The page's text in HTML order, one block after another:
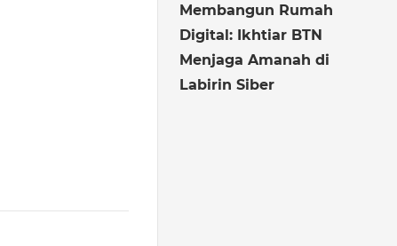
Membangun Rumah
Digital: Ikhtiar BTN
Menjaga Amanah di
Labirin Siber